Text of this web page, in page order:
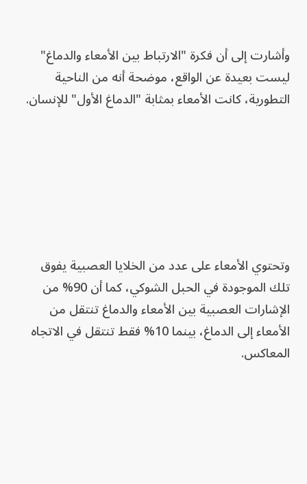
وأشارت إلى أن فكرة "الارتباط بين الأمعاء والدماغ"
ليست بعيدة عن الواقع، موضحة أنه من الناحية
التطورية، كانت الأمعاء بمثابة "الدماغ الأول" للإنسان.
وتحتوي الأمعاء على عدد من الخلايا العصبية يفوق
تلك الموجودة في الحبل الشوكي، كما أن 90% من
الإشارات العصبية بين الأمعاء والدماغ تنتقل من
الأمعاء إلى الدماغ، بينما 10% فقط تنتقل في الاتجاه
المعاكس.